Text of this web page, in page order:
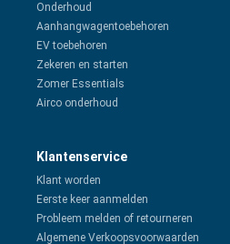
Onderhoud
Aanhangwagentoebehoren
EV toebehoren
Zekeren en starten
Zomer Essentials
Airco onderhoud
Klantenservice
Klant worden
Eerste keer aanmelden
Probleem melden of retourneren
Algemene Verkoopsvoorwaarden